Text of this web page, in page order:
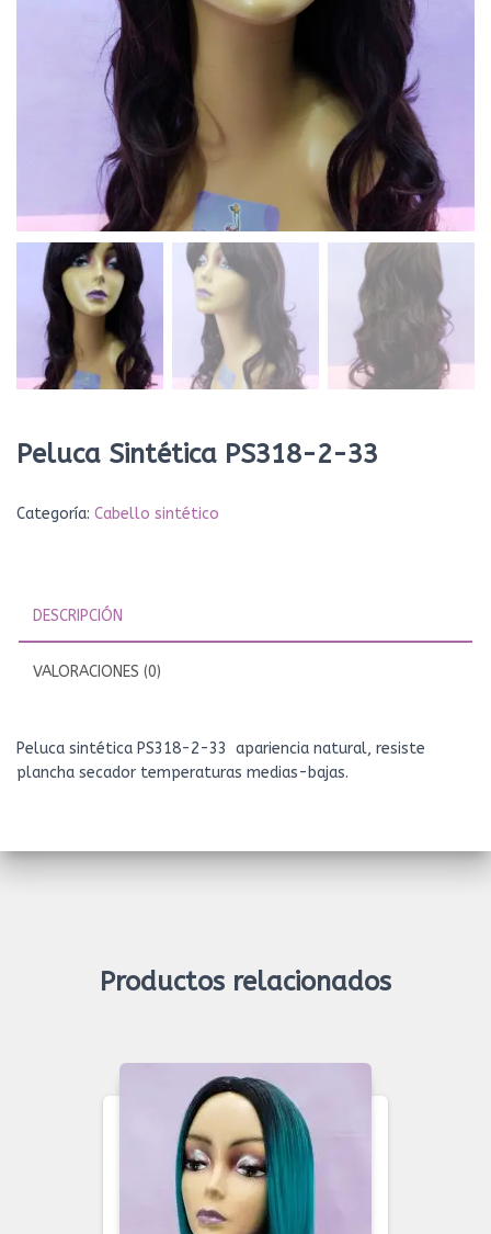
Peluca Sintética PS318-2-33
Categoría: Cabello sintético
DESCRIPCIÓN
VALORACIONES (0)
Peluca sintética PS318-2-33 apariencia natural, resiste
plancha secador temperaturas medias-bajas.
Productos relacionados